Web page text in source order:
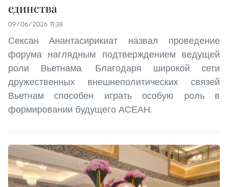
единства
09/06/2026 11:38
Сексан Анантасирикиат назвал проведение
форума наглядным подтверждением ведущей
роли Вьетнама. Благодаря широкой сети
дружественных внешнеполитических связей
Вьетнам способен играть особую роль в
формировании будущего АСЕАН.